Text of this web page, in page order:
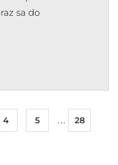
sa do
4 5 … 28